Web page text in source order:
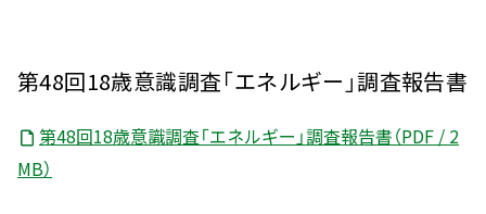
第48回18歳意識調査「エネルギー」調査報告書
第48回18歳意識調査「エネルギー」調査報告書（PDF / 2
MB）